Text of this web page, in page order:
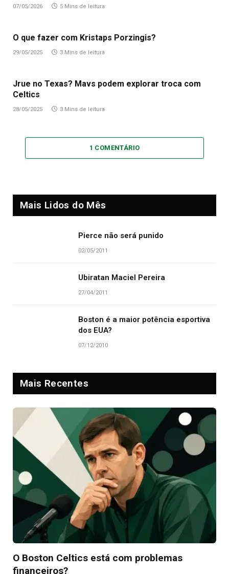
07/05/2026 5 Mins de leitura
O que fazer com Kristaps Porzingis?
29/05/2025 3 Mins de leitura
Jrue no Texas? Mavs podem explorar troca com
Celtics
28/05/2025 3 Mins de leitura
1 COMENTÁRIO
Mais Lidos do Mês
Pierce não será punido
02/05/2011
Ubiratan Maciel Pereira
27/04/2011
Boston é a maior potência esportiva
dos EUA?
07/12/2010
Mais Recentes
O Boston Celtics está com problemas
financeiros?